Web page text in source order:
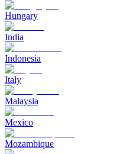
Hungary
India
Indonesia
Italy
Malaysia
Mexico
Mozambique